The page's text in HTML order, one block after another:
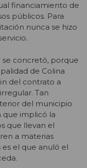
financiamiento de
públicos. Para
nunca se hizo
se concretó, porque
de Colina
del contrato a
Tan
del municipio
que implicó la
que llevan el
a materias
el que anuló el